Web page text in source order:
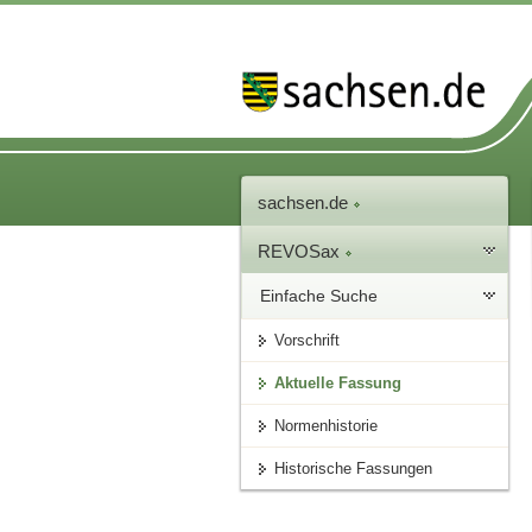
sachsen.de
REVOSax
Einfache Suche
Vorschrift
Aktuelle Fassung
Normenhistorie
Historische Fassungen